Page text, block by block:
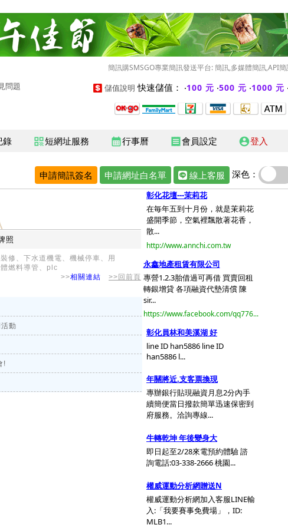
簡訊購SMSGO專業簡訊發送平台: 簡訊,多媒體簡訊,API簡
問題 儲值說明 快速儲值： ‧100 元 ‧500 元 ‧1000 元
錄 qr_code短網址服務 calendar_month行事曆 receipt 會員設定 account_circle登入
申請簡訊簽名 申請網址白名單 線上客服 深色：
照
修、下水道機電、機械停車、用
燃料導管、plc
>>相關連結 >>回前頁
動
!
彰化花壇---茉莉花
在毎年五到十月份，就是茉莉花
盛開季節，空氣裡飄散著花香，
散...
http://www.annchi.com.tw
永鑫地產租賃有限公司
專營1.2.3胎借過可再借 買賣回租
轉銀增貸 各項融資代墊清償 陳
sir...
https://www.facebook.com/qq776...
彰化員林和美溪湖 好
line ID han5886 line ID
han5886 l...
年關將近.支客票換現
專辦銀行貼現融資月息2分內手
續簡便當日撥款簡單迅速保密到
府服務。洽詢專線...
牛轉乾坤 年後變身大
即日起至2/28來電預約體驗 諮
詢電話:03-338-2666 桃園...
權威運動分析網贈送N
權威運動分析網加入客服LINE輸
入:「我要賽事免費場」，ID:
MLB1...